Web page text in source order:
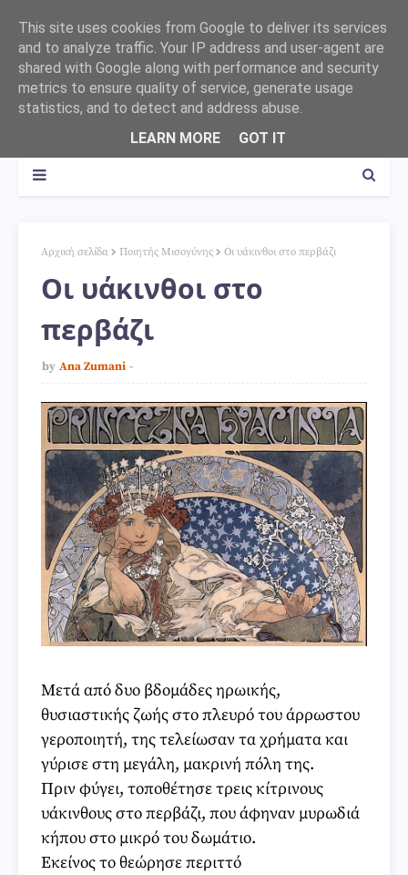
Αρχική σελίδα Ποιητής Μισογύνης Οι υάκινθοι στο περβάζι
Οι υάκινθοι στο
περβάζι
by Ana Zumani
Μετά από δυο βδομάδες ηρωικής,
θυσιαστικής ζωής στο πλευρό του άρρωστου
γεροποιητή, της τελείωσαν τα χρήματα και
γύρισε στη μεγάλη, μακρινή πόλη της.
Πριν φύγει, τοποθέτησε τρεις κίτρινους
υάκινθους στο περβάζι, που άφηναν μυρωδιά
κήπου στο μικρό του δωμάτιο.
Εκείνος το θεώρησε περιττό
This site uses cookies from Google to deliver its services
and to analyze traffic. Your IP address and user-agent are
shared with Google along with performance and security
metrics to ensure quality of service, generate usage
statistics, and to detect and address abuse.
LEARN MORE
GOT IT